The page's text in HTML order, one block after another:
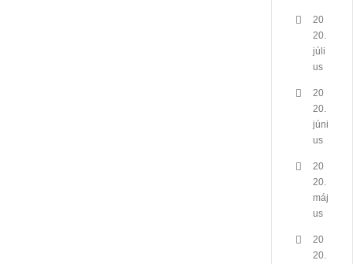
20
20.
júli
us
20
20.
júni
us
20
20.
máj
us
20
20.